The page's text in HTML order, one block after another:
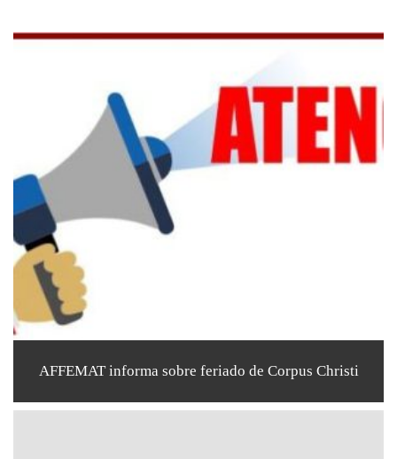
AFFEMAT informa sobre feriado de Corpus Christi